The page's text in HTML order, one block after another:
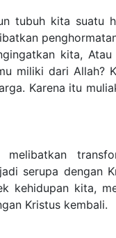
tubuh kita suatu
kita,
miliki dari Allah?
Karena itu
serupa dengan
kehidupan kita,
Kristus kembali.